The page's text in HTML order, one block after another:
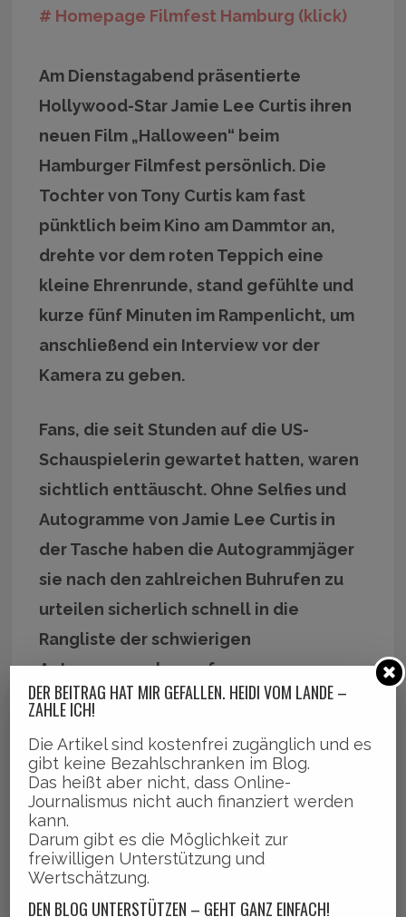
# Homepage Filmfest Hamburg (klick)
Am Dienstagabend präsentierte
Hollywood-Star Jamie Lee Curtis ihren
neuen Film „Halloween“ beim
Hamburger Filmfest persönlich. Die
Tochter von Tony Curtis kam fast
pünktlich beim Kino am Dammtor an,
drehte vor dem roten Teppich eine
kleine Ehrenrunde, stand gefühlte und
kurze fünf Minuten im Rampenlicht, um
anschließend ein Interview vor der
Kamera zu geben.
Fans, die seit Stunden auf die US-
Schauspielerin gewartet hatten, waren
sichtlich enttäuscht. Ohne Selfies und
Autogramme von Jamie Lee Curtis in
der Tasche haben die Autogrammjäger
sie nach den zahlreichen Buhrufen zu
urteilen sicherlich schnell in die
Rangliste der schwierigen
Autogrammgeber aufgenommen.
DER BEITRAG HAT MIR GEFALLEN. HEIDI VOM LANDE –
ZAHLE ICH!
Die Artikel sind kostenfrei zugänglich und es
gibt keine Bezahlschranken im Blog.
Das heißt aber nicht, dass Online-
Journalismus nicht auch finanziert werden
kann.
Darum gibt es die Möglichkeit zur
freiwilligen Unterstützung und
Wertschätzung.
DEN BLOG UNTERSTÜTZEN – GEHT GANZ EINFACH!